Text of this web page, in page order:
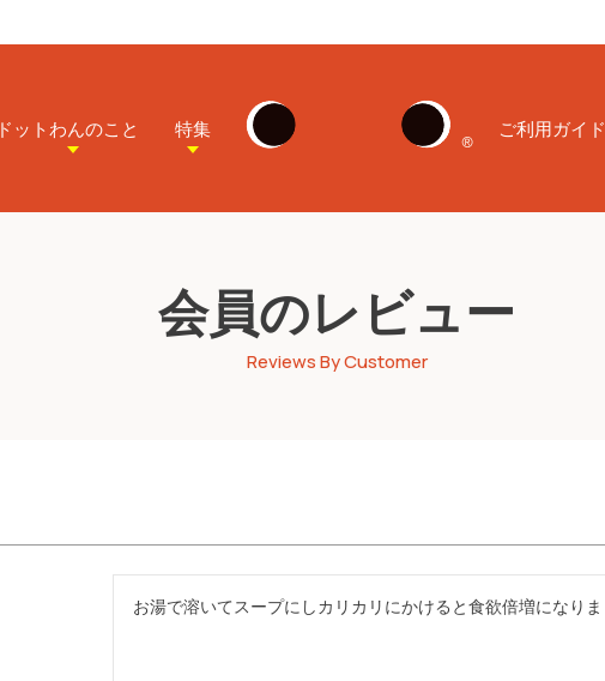
特集
ドットわんのこと ご利用ガイド
会員のレビュー
Reviews By Customer
お湯で溶いてスープにしカリカリにかけると食欲倍増になりま